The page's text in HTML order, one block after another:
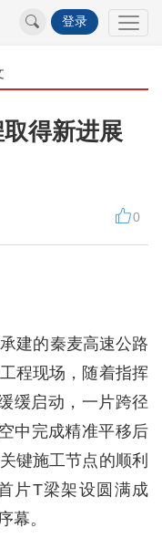
登录
得新进展
0
建的秦麦高速公路
程现场，随着指挥
缓启动，一片跨径
中完成精准平移后
键施工节点的顺利
片T梁架设圆满成
幕。